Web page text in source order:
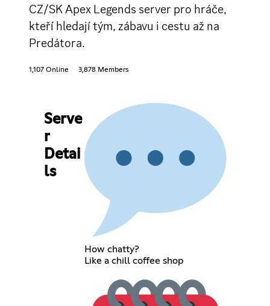
CZ/SK Apex Legends server pro hráče,
kteří hledají tým, zábavu i cestu až na
Predátora.
1,107 Online 3,878 Members
Serve
r
Detai
ls
How chatty?
Like a chill coffee shop